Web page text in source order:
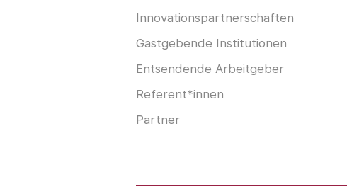
Innovationspartnerschaften
Gastgebende Institutionen
Entsendende Arbeitgeber
Referent*innen
Partner